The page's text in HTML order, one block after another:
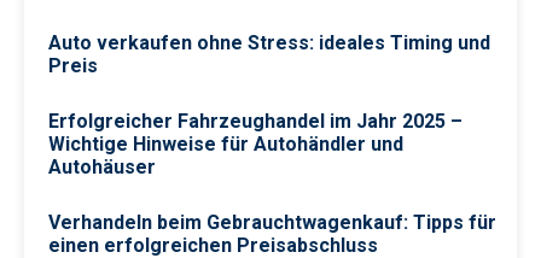
Auto verkaufen ohne Stress: ideales Timing und
Preis
Erfolgreicher Fahrzeughandel im Jahr 2025 –
Wichtige Hinweise für Autohändler und
Autohäuser
Verhandeln beim Gebrauchtwagenkauf: Tipps für
einen erfolgreichen Preisabschluss